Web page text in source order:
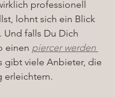
professionell
lohnt sich ein Blick
Und falls Du Dich
einen piercer werden
gibt viele Anbieter, die
erleichtern.